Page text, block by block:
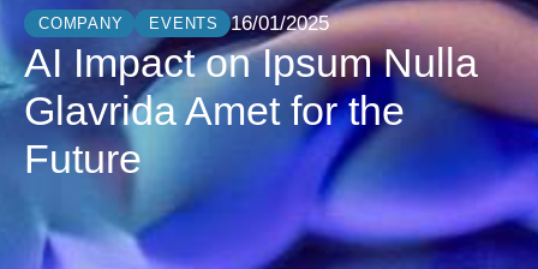
COMPANY EVENTS 16/01/2025
AI Impact on Ipsum Nulla
Glavrida Amet for the
Future